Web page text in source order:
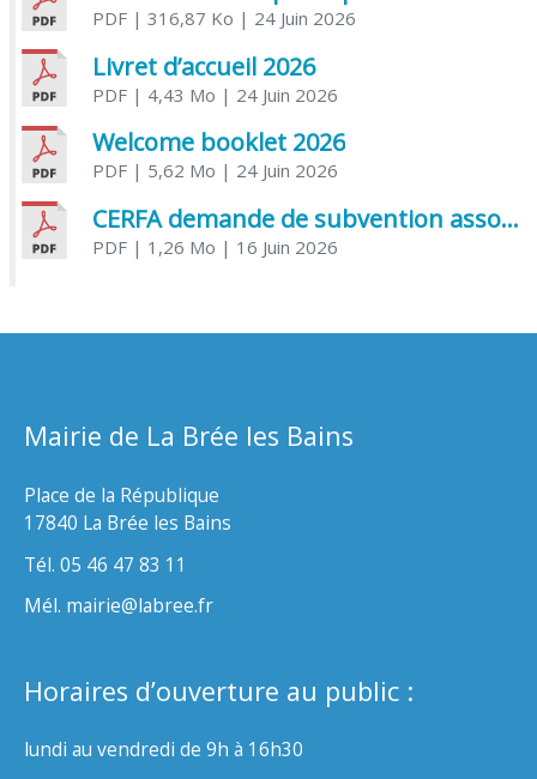
PDF| 316,87 Ko | 24 Juin 2026
Livret d’accueil 2026
PDF| 4,43 Mo | 24 Juin 2026
Welcome booklet 2026
PDF| 5,62 Mo | 24 Juin 2026
CERFA demande de subvention association
PDF| 1,26 Mo | 16 Juin 2026
Mairie de La Brée les Bains
Place de la République
17840 La Brée les Bains
Tél. 05 46 47 83 11
Mél. mairie@labree.fr
Horaires d’ouverture au public :
lundi au vendredi de 9h à 16h30